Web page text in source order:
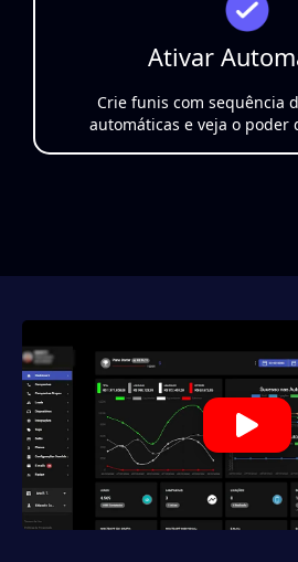
Ativar
Crie funis com sequência
automáticas e veja o poder